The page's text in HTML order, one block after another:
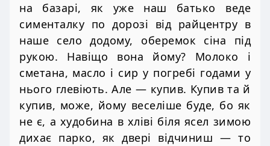
на базарі, як уже наш батько веде
сименталку по дорозі від райцентру в
наше село додому, оберемок сіна під
рукою. Навіщо вона йому? Молоко і
сметана, масло і сир у погребі годами у
нього глевіють. Але — купив. Купив та й
купив, може, йому веселіше буде, бо як
не є, а худобина в хліві біля ясел зимою
дихає парко, як двері відчиниш — то